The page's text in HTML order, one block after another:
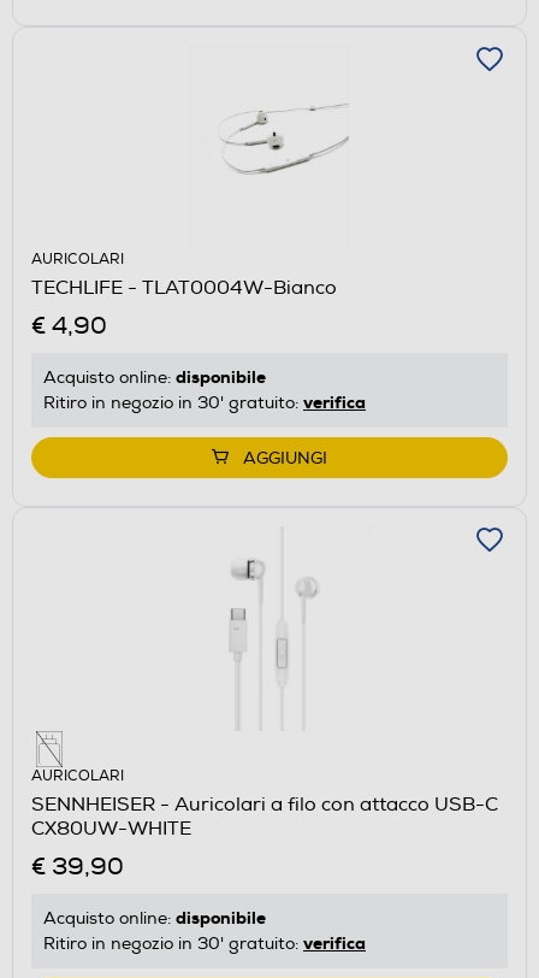
AURICOLARI
TECHLIFE - TLAT0004W-Bianco
€ 4,90
Acquisto online: disponibile
Ritiro in negozio in 30' gratuito: verifica
AGGIUNGI
AURICOLARI
SENNHEISER - Auricolari a filo con attacco USB-C
CX80UW-WHITE
€ 39,90
Acquisto online: disponibile
Ritiro in negozio in 30' gratuito: verifica